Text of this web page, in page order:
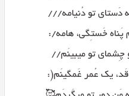
دَستای تو دُنیامه///
خَستِگی، هامه/:
چِشمای تو میبینَم//
یک عُمر غَمگینَم(: